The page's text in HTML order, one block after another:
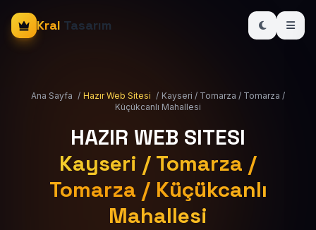
Kral Tasarım
Ana Sayfa / Hazır Web Sitesi / Kayseri / Tomarza / Tomarza /
Küçükcanlı Mahallesi
HAZIR WEB SITESI
Kayseri / Tomarza /
Tomarza / Küçükcanlı
Mahallesi